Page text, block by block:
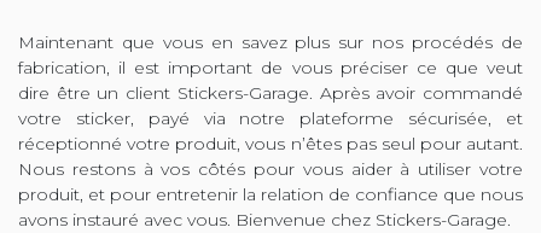
Maintenant que vous en savez plus sur nos procédés de
fabrication, il est important de vous préciser ce que veut
dire être un client Stickers-Garage. Après avoir commandé
votre sticker, payé via notre plateforme sécurisée, et
réceptionné votre produit, vous n’êtes pas seul pour autant.
Nous restons à vos côtés pour vous aider à utiliser votre
produit, et pour entretenir la relation de confiance que nous
avons instauré avec vous. Bienvenue chez Stickers-Garage.